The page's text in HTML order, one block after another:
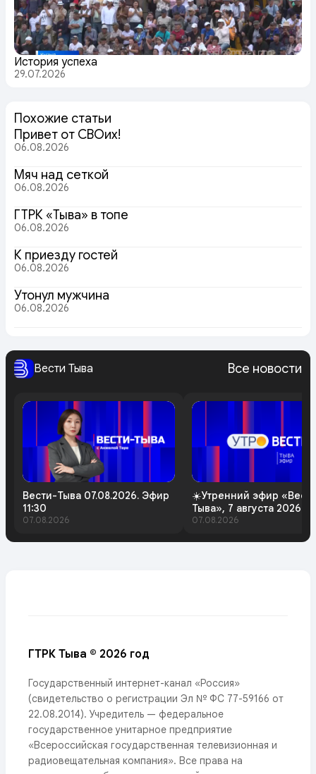
История успеха
29.07.2026
Похожие статьи
Привет от СВОих!
06.08.2026
Мяч над сеткой
06.08.2026
ГТРК «Тыва» в топе
06.08.2026
К приезду гостей
06.08.2026
Утонул мужчина
06.08.2026
Вести Тыва Все новости
Вести-Тыва 07.08.2026. Эфир
11:30
07.08.2026
☀️Утренний эфир
Тыва», 7 августа 2026
07.08.2026
ГТРК Тыва © 2026 год
Государственный интернет-канал «Россия»
(свидетельство о регистрации Эл № ФС 77-59166 от
22.08.2014). Учредитель — федеральное
государственное унитарное предприятие
«Всероссийская государственная телевизионная и
радиовещательная компания». Все права на